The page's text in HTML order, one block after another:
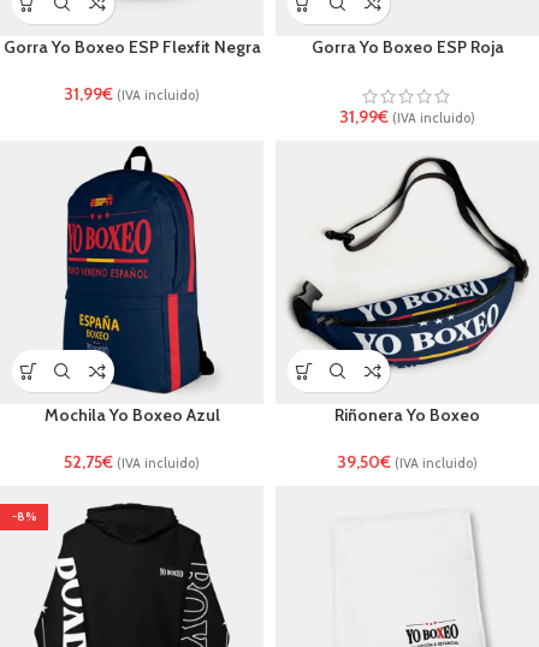
Gorra Yo Boxeo ESP Flexfit Negra
31,99€ (IVA incluido)
Gorra Yo Boxeo ESP Roja
31,99€ (IVA incluido)
Mochila Yo Boxeo Azul
52,75€ (IVA incluido)
Riñonera Yo Boxeo
39,50€ (IVA incluido)
-8%